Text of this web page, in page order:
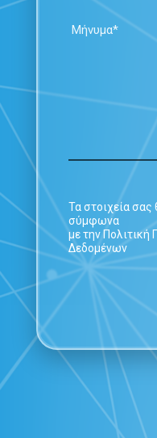
Τα στοιχεία
σύμφωνα
με την
Δεδομένων